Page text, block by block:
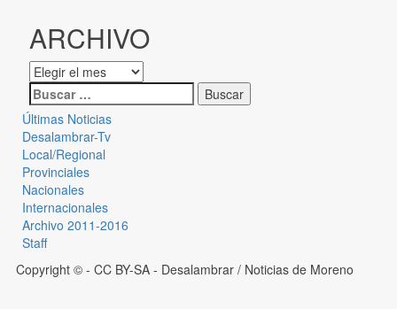
ARCHIVO
Últimas Noticias
Desalambrar-Tv
Local/Regional
Provinciales
Nacionales
Internacionales
Archivo 2011-2016
Staff
Copyright © - CC BY-SA - Desalambrar / Noticias de Moreno